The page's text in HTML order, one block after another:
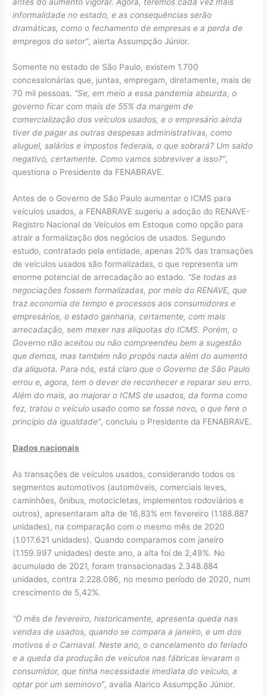
informalidade no estado, e as consequências serão
dramáticas, como o fechamento de empresas e a perda de
empregos do setor”, alerta Assumpção Júnior.
Somente no estado de São Paulo, existem 1.700
concessionárias que, juntas, empregam, diretamente, mais de
70 mil pessoas. “Se, em meio a essa pandemia absurda, o
governo ficar com mais de 55% da margem de
comercialização dos veículos usados, e o empresário ainda
tiver de pagar as outras despesas administrativas, como
aluguel, salários e impostos federais, o que sobrará? Um saldo
negativo, certamente. Como vamos sobreviver a isso?”,
questiona o Presidente da FENABRAVE.
Antes de o Governo de São Paulo aumentar o ICMS para
veículos usados, a FENABRAVE sugeriu a adoção do RENAVE-
Registro Nacional de Veículos em Estoque como opção para
atrair a formalização dos negócios de usados. Segundo
estudo, contratado pela entidade, apenas 20% das transações
de veículos usados são formalizadas, o que representa um
enorme potencial de arrecadação ao estado. “Se todas as
negociações fossem formalizadas, por meio do RENAVE, que
traz economia de tempo e processos aos consumidores e
empresários, o estado ganharia, certamente, com mais
arrecadação, sem mexer nas alíquotas do ICMS. Porém, o
Governo não aceitou ou não compreendeu bem a sugestão
que demos, mas também não propôs nada além do aumento
da alíquota. Para nós, está claro que o Governo de São Paulo
errou e, agora, tem o dever de reconhecer e reparar seu erro.
Além do mais, ao majorar o ICMS de usados, da forma como
fez, tratou o veículo usado como se fosse novo, o que fere o
princípio da igualdade”, concluiu o Presidente da FENABRAVE.
Dados nacionais
As transações de veículos usados, considerando todos os
segmentos automotivos (automóveis, comerciais leves,
caminhões, ônibus, motocicletas, implementos rodoviários e
outros), apresentaram alta de 16,83% em fevereiro (1.188.887
unidades), na comparação com o mesmo mês de 2020
(1.017.621 unidades). Quando comparamos com janeiro
(1.159.997 unidades) deste ano, a alta foi de 2,49%. No
acumulado de 2021, foram transacionadas 2.348.884
unidades, contra 2.228.086, no mesmo período de 2020, num
crescimento de 5,42%.
“O mês de fevereiro, historicamente, apresenta queda nas
vendas de usados, quando se compara a janeiro, e um dos
motivos é o Carnaval. Neste ano, o cancelamento do feriado
e a queda da produção de veículos nas fábricas levaram o
consumidor, que tinha necessidade imediata do veículo, a
optar por um seminovo”, avalia Alarico Assumpção Júnior.